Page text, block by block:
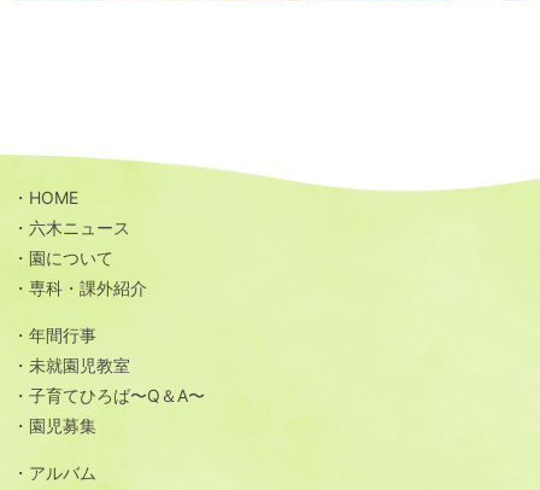
HOME
六木ニュース
園について
専科・課外紹介
年間行事
未就園児教室
子育てひろば〜Q＆A〜
園児募集
アルバム